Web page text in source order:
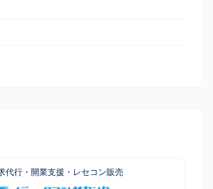
代行・開業支援・レセコン販売